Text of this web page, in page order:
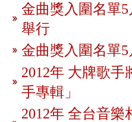
金曲獎入圍名單
舉行
金曲獎入圍名單
2012年 大牌歌
手專輯」
2012年 全台音